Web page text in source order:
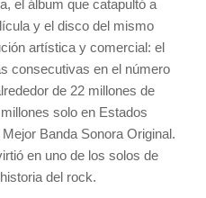
el álbum que catapultó a
y el disco del mismo
artística y comercial: el
consecutivas en el número
de 22 millones de
solo en Estados
Banda Sonora Original.
en uno de los solos de
del rock.